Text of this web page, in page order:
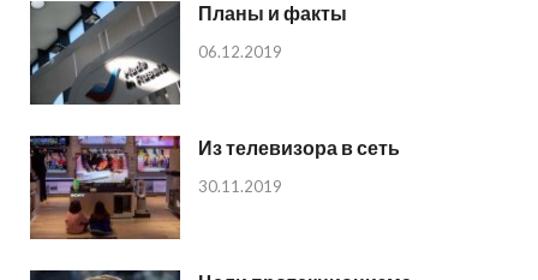
Планы и факты
06.12.2019
Из телевизора в сеть
30.11.2019